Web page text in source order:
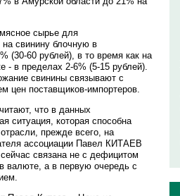
сырье для
свинину блочную в
(30-60 рублей), в то время как на
- в пределах 2-6% (5-15 рублей).
свинины связывают с
цен поставщиков-импортеров.
что в данных
ситуация, которая способна
прежде всего, на
ассоциации Павел КИТАЕВ
связана не с дефицитом
валюте, а в первую очередь с